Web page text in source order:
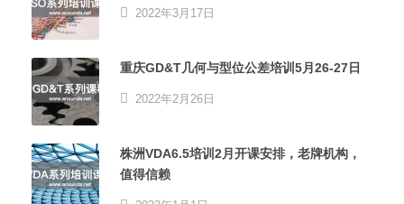
2022年3月17日
重庆GD&T几何与型位公差培训5月26-27日
2022年2月26日
株洲VDA6.5培训2月开课安排，老牌机构，
值得信赖